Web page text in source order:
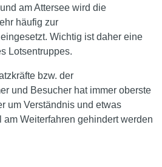
am Attersee wird die
häufig zur
Wichtig ist daher eine
Lotsentruppes.
bzw. der
und Besucher hat immer oberste
um Verständnis und etwas
Weiterfahren gehindert werden